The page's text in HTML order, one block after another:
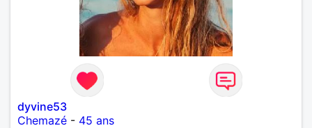
dyvine53
Chemazé - 45 ans